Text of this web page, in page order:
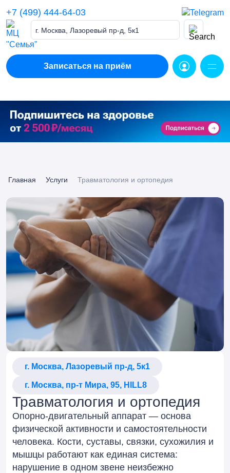
content
+7 (499) 444-64-03
г. Москва, Лазоревый пр-д, 5к1
Записаться на приём
Главная Услуги Травматология и ортопедия
г. Москва, Лазоревый пр-д, 5к1
г. Москва, пр-т Мира, 95, HILL8
Травматология и ортопедия
Опорно-двигательный аппарат — основа
физической активности и самостоятельности
человека. Кости, суставы, связки, сухожилия и
мышцы работают как единая система:
нарушение в одном звене неизбежно